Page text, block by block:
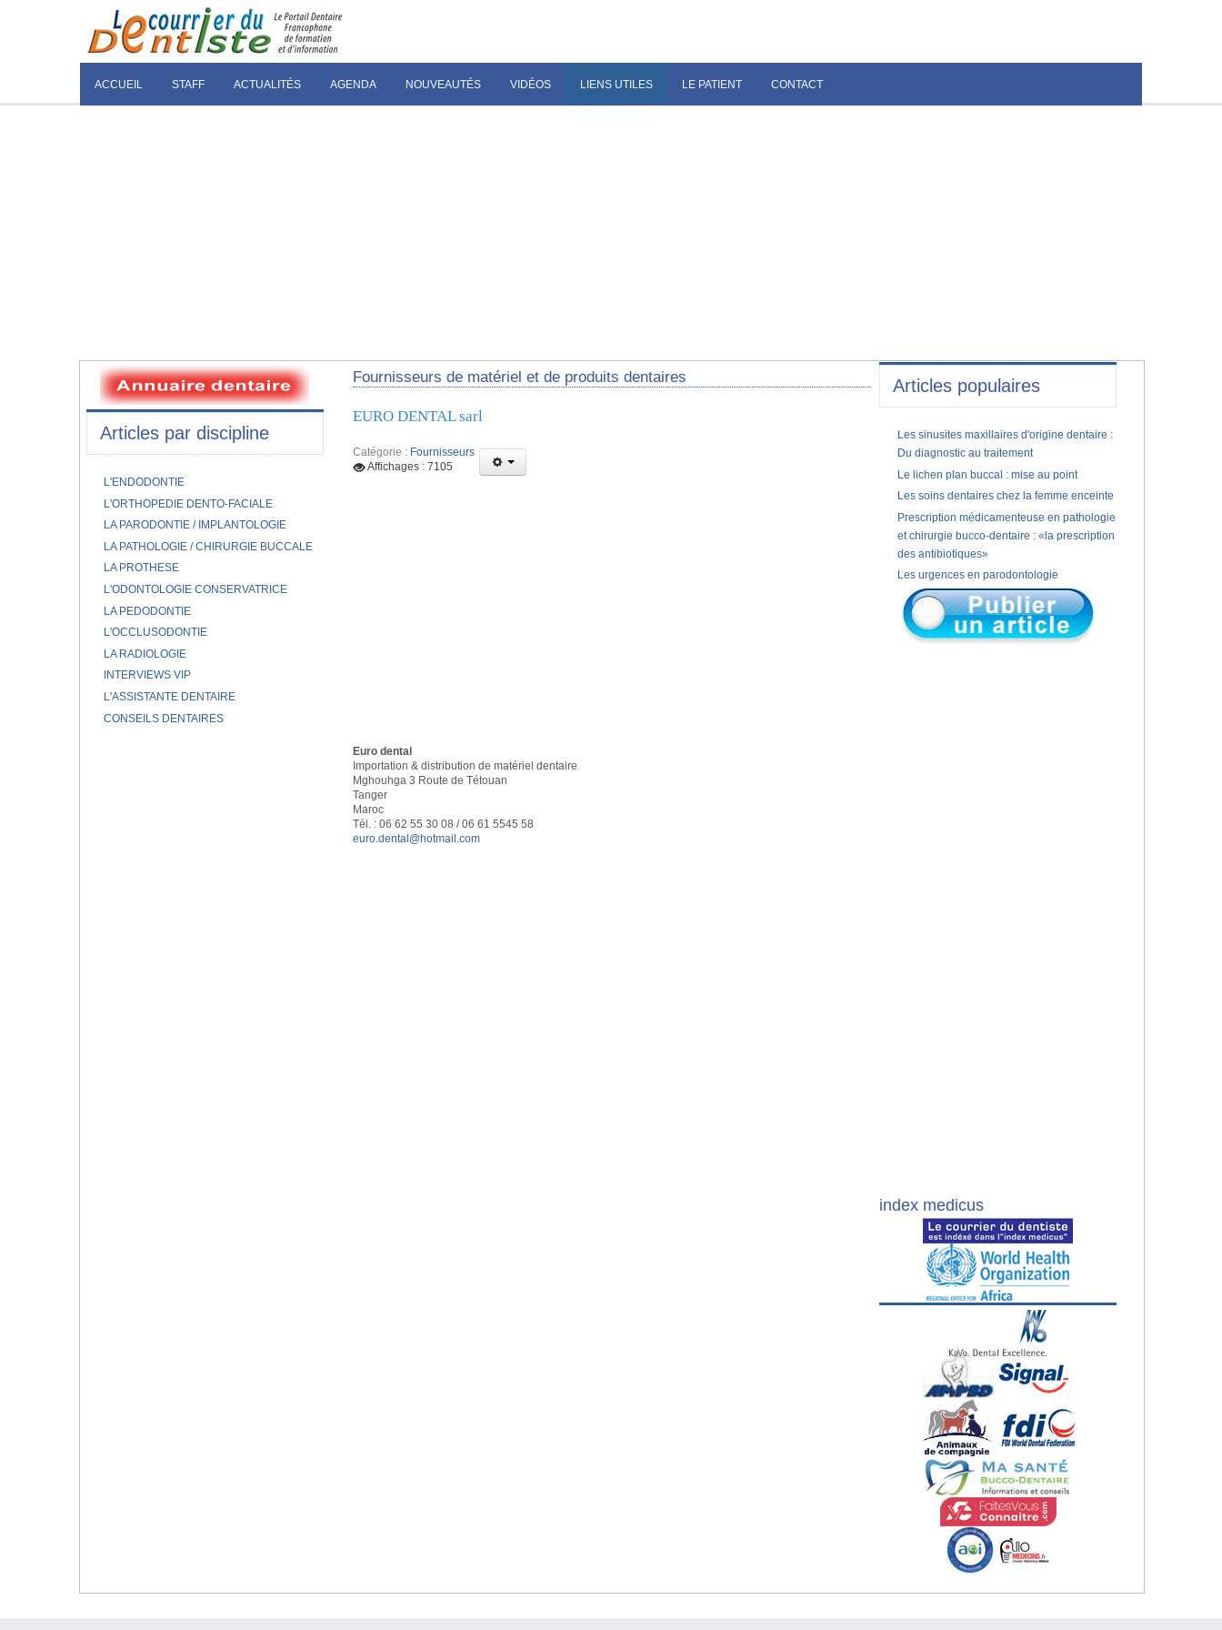
ACCUEIL STAFF ACTUALITÉS AGENDA NOUVEAUTÉS VIDÉOS LIENS UTILES LE PATIENT CONTACT
Fournisseurs de matériel et de produits dentaires
EURO DENTAL sarl
Catégorie : Fournisseurs
Affichages : 7105
Euro dental
Importation & distribution de matériel dentaire
Mghouhga 3 Route de Tétouan
Tanger
Maroc
Tél. : 06 62 55 30 08 / 06 61 5545 58
euro.dental@hotmail.com
Articles par discipline
L'ENDODONTIE
L'ORTHOPEDIE DENTO-FACIALE
LA PARODONTIE / IMPLANTOLOGIE
LA PATHOLOGIE / CHIRURGIE BUCCALE
LA PROTHESE
L'ODONTOLOGIE CONSERVATRICE
LA PEDODONTIE
L'OCCLUSODONTIE
LA RADIOLOGIE
INTERVIEWS VIP
L'ASSISTANTE DENTAIRE
CONSEILS DENTAIRES
Articles populaires
Les sinusites maxillaires d'origine dentaire :
Du diagnostic au traitement
Le lichen plan buccal : mise au point
Les soins dentaires chez la femme enceinte
Prescription médicamenteuse en pathologie
et chirurgie bucco-dentaire : «la prescription
des antibiotiques»
Les urgences en parodontologie
index medicus